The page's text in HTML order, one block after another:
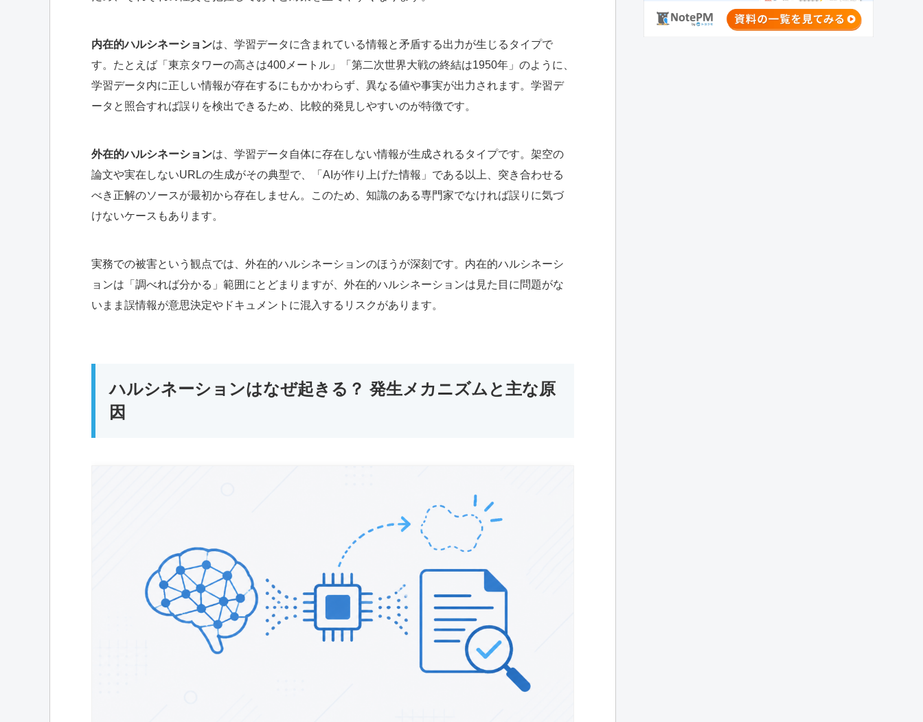
内在的ハルシネーションは、学習データに含まれている情報と矛盾する出力が生じるタイプで
す。たとえば「東京タワーの高さは400メートル」「第二次世界大戦の終結は1950年」のように、
学習データ内に正しい情報が存在するにもかかわらず、異なる値や事実が出力されます。学習デ
ータと照合すれば誤りを検出できるため、比較的発見しやすいのが特徴です。
外在的ハルシネーションは、学習データ自体に存在しない情報が生成されるタイプです。架空の
論文や実在しないURLの生成がその典型で、「AIが作り上げた情報」である以上、突き合わせる
べき正解のソースが最初から存在しません。このため、知識のある専門家でなければ誤りに気づ
けないケースもあります。
実務での被害という観点では、外在的ハルシネーションのほうが深刻です。内在的ハルシネーシ
ョンは「調べれば分かる」範囲にとどまりますが、外在的ハルシネーションは見た目に問題がな
いまま誤情報が意思決定やドキュメントに混入するリスクがあります。
ハルシネーションはなぜ起きる？ 発生メカニズムと主な原
因